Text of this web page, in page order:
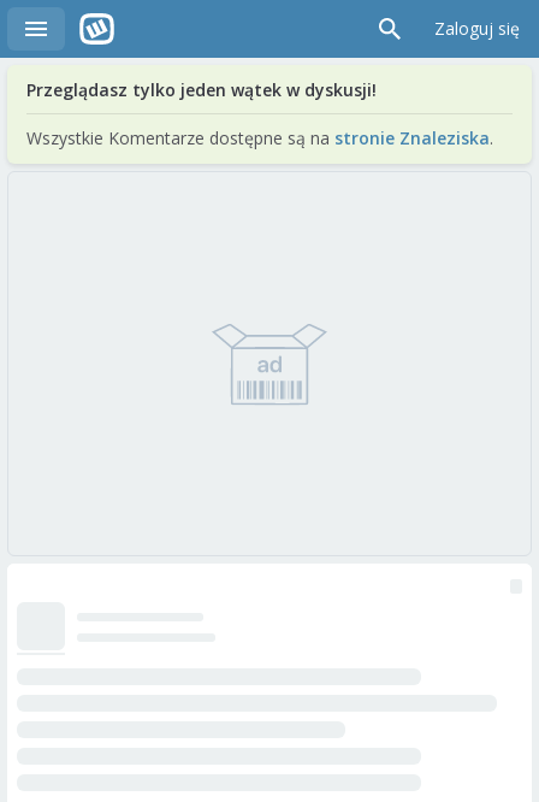
Zaloguj się
Przeglądasz tylko jeden wątek w dyskusji!
Wszystkie Komentarze dostępne są na stronie Znaleziska.